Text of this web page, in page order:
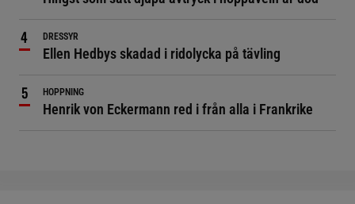
DRESSYR
Ellen Hedbys skadad i ridolycka på tävling
HOPPNING
Henrik von Eckermann red i från alla i Frankrike